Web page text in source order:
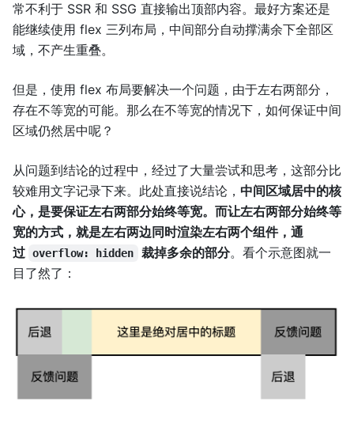
常不利于 SSR 和 SSG 直接输出顶部内容。最好方案还是
能继续使用 flex 三列布局，中间部分自动撑满余下全部区
域，不产生重叠。
但是，使用 flex 布局要解决一个问题，由于左右两部分，
存在不等宽的可能。那么在不等宽的情况下，如何保证中间
区域仍然居中呢？
从问题到结论的过程中，经过了大量尝试和思考，这部分比
较难用文字记录下来。此处直接说结论， 中间区域居中的核
心，是要保证左右两部分始终等宽。而让左右两部分始终等
宽的方式，就是左右两边同时渲染左右两个组件，通
过 overflow: hidden 裁掉多余的部分。看个示意图就一
目了然了：